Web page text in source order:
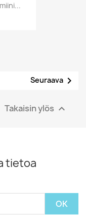
Seuraava 
Takaisin ylös 
tietoa